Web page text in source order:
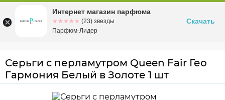
Омскул. Заозерная, 11, к. 1
Серьги с перламутром Queen Fair Гео
Гармония Белый в Золоте 1 шт
Интернет магазин парфюма
☆☆☆☆☆
★★★★★ (23) звезды
Парфюм-Лидер
Скачать